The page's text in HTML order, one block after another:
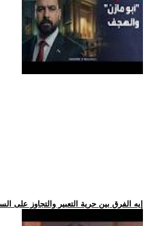
.. إيه الفرق بين حرية التعبير والتجاوز على